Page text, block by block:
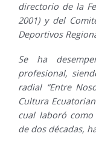
directorio de la
2001) y del
Deportivos
Se ha
profesional,
radial “Entre
Cultura
cual laboró
de dos décadas,